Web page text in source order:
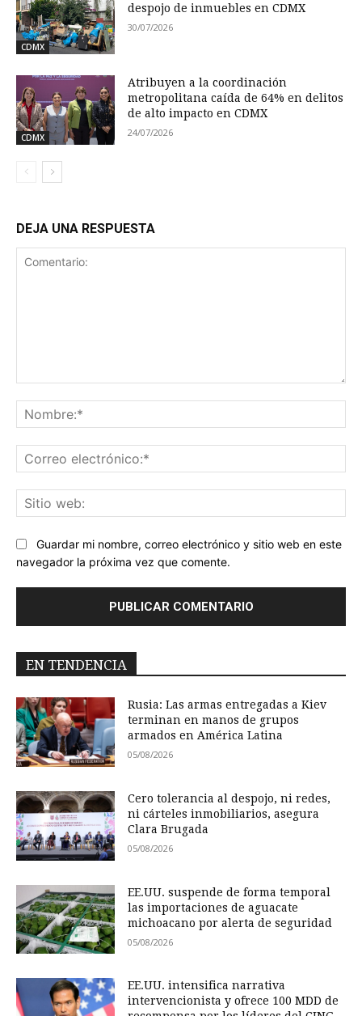
CDMX
despojo de inmuebles en CDMX
30/07/2026
CDMX
Atribuyen a la coordinación
metropolitana caída de 64% en delitos
de alto impacto en CDMX
24/07/2026
DEJA UNA RESPUESTA
Guardar mi nombre, correo electrónico y sitio web en este
navegador la próxima vez que comente.
EN TENDENCIA
Rusia: Las armas entregadas a Kiev
terminan en manos de grupos
armados en América Latina
05/08/2026
Cero tolerancia al despojo, ni redes,
ni cárteles inmobiliarios, asegura
Clara Brugada
05/08/2026
EE.UU. suspende de forma temporal
las importaciones de aguacate
michoacano por alerta de seguridad
05/08/2026
EE.UU. intensifica narrativa
intervencionista y ofrece 100 MDD de